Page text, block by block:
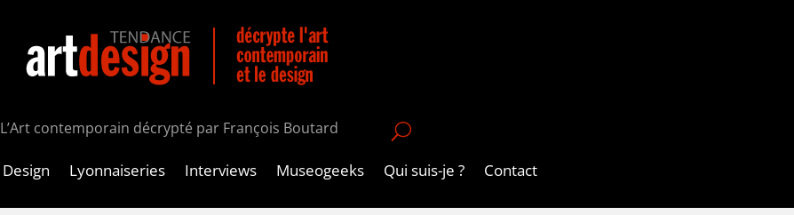
L’Art contemporain décrypté par François Boutard U
Design Lyonnaiseries Interviews Museogeeks Qui suis-je ? Contact